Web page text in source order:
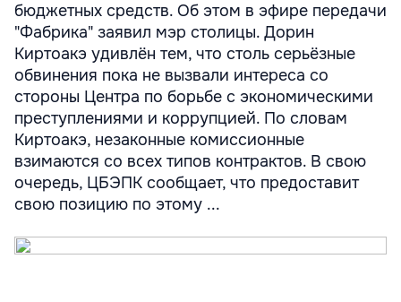
бюджетных средств. Об этом в эфире передачи
"Фабрика" заявил мэр столицы. Дорин
Киртоакэ удивлён тем, что столь серьёзные
обвинения пока не вызвали интереса со
стороны Центра по борьбе с экономическими
преступлениями и коррупцией. По словам
Киртоакэ, незаконные комиссионные
взимаются со всех типов контрактов. В свою
очередь, ЦБЭПК сообщает, что предоставит
свою позицию по этому ...